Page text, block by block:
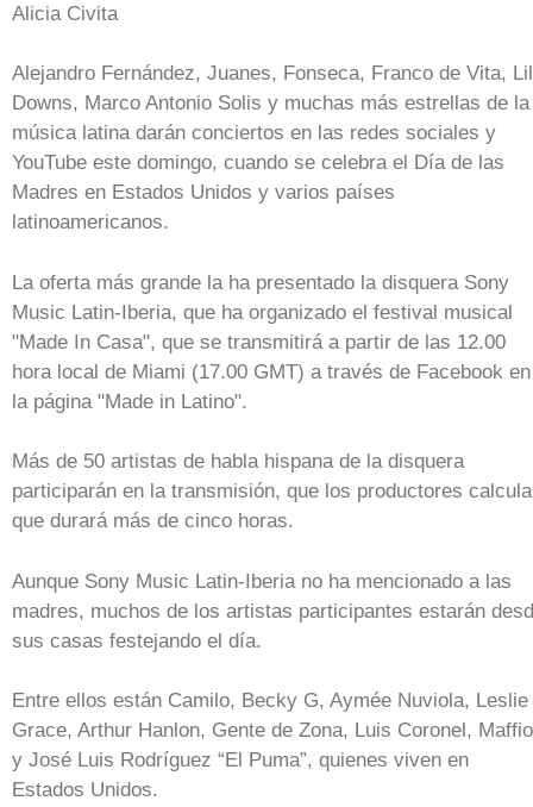
Alicia Civita
Alejandro Fernández, Juanes, Fonseca, Franco de Vita,
Downs, Marco Antonio Solis y muchas más estrellas de la
música latina darán conciertos en las redes sociales y
YouTube este domingo, cuando se celebra el Día de las
Madres en Estados Unidos y varios países
latinoamericanos.
La oferta más grande la ha presentado la disquera Sony
Music Latin-Iberia, que ha organizado el festival musical
"Made In Casa", que se transmitirá a partir de las 12.00
hora local de Miami (17.00 GMT) a través de Facebook en
la página "Made in Latino".
Más de 50 artistas de habla hispana de la disquera
participarán en la transmisión, que los productores
que durará más de cinco horas.
Aunque Sony Music Latin-Iberia no ha mencionado a las
madres, muchos de los artistas participantes estarán
sus casas festejando el día.
Entre ellos están Camilo, Becky G, Aymée Nuviola, Leslie
Grace, Arthur Hanlon, Gente de Zona, Luis Coronel, Maffio
y José Luis Rodríguez “El Puma”, quienes viven en
Estados Unidos.